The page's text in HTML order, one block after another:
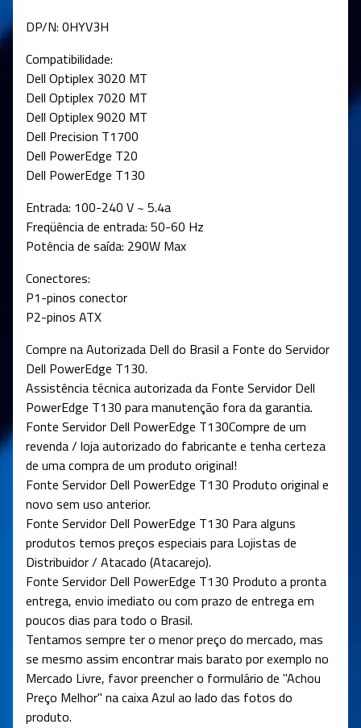
DP/N: 0HYV3H
Compatibilidade:
Dell Optiplex 3020 MT
Dell Optiplex 7020 MT
Dell Optiplex 9020 MT
Dell Precision T1700
Dell PowerEdge T20
Dell PowerEdge T130
Entrada: 100-240 V ~ 5.4a
Freqüência de entrada: 50-60 Hz
Potência de saída: 290W Max
Conectores:
P1-pinos conector
P2-pinos ATX
Compre na Autorizada Dell do Brasil a Fonte do Servidor
Dell PowerEdge T130.
Assistência técnica autorizada da Fonte Servidor Dell
PowerEdge T130 para manutenção fora da garantia.
Fonte Servidor Dell PowerEdge T130Compre de um
revenda / loja autorizado do fabricante e tenha certeza
de uma compra de um produto original!
Fonte Servidor Dell PowerEdge T130 Produto original e
novo sem uso anterior.
Fonte Servidor Dell PowerEdge T130 Para alguns
produtos temos preços especiais para Lojistas de
Distribuidor / Atacado (Atacarejo).
Fonte Servidor Dell PowerEdge T130 Produto a pronta
entrega, envio imediato ou com prazo de entrega em
poucos dias para todo o Brasil.
Tentamos sempre ter o menor preço do mercado, mas
se mesmo assim encontrar mais barato por exemplo no
Mercado Livre, favor preencher o formulário de "Achou
Preço Melhor" na caixa Azul ao lado das fotos do
produto.